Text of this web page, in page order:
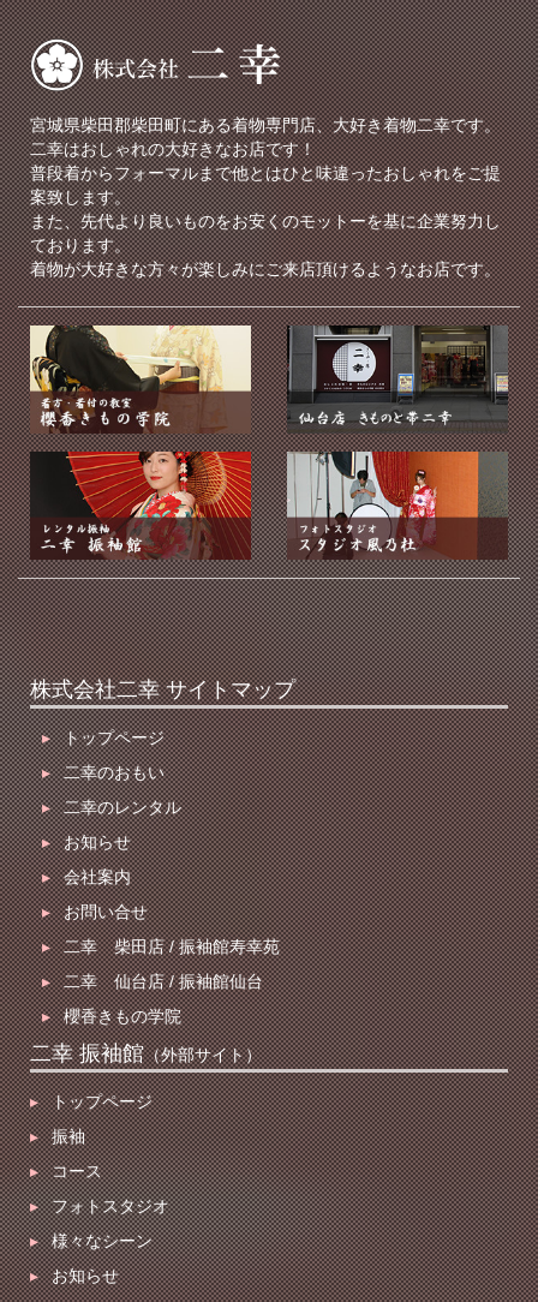
宮城県柴田郡柴田町にある着物専門店、大好き着物二幸です。
二幸はおしゃれの大好きなお店です！
普段着からフォーマルまで他とはひと味違ったおしゃれをご提
案致します。
また、先代より良いものをお安くのモットーを基に企業努力し
ております。
着物が大好きな方々が楽しみにご来店頂けるようなお店です。
株式会社二幸 サイトマップ
▸
トップページ
▸
二幸のおもい
▸
二幸のレンタル
▸
お知らせ
▸
会社案内
▸
お問い合せ
▸
二幸 柴田店 / 振袖館寿幸苑
▸
二幸 仙台店 / 振袖館仙台
▸
櫻香きもの学院
二幸 振袖館（外部サイト）
▸
トップページ
▸
振袖
▸
コース
▸
フォトスタジオ
▸
様々なシーン
▸
お知らせ